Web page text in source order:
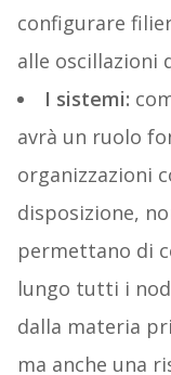
configurare
alle oscillazioni
I sistemi:
avrà un ruolo
organizzazioni
disposizione,
permettano di
lungo tutti i
dalla materia
ma anche una